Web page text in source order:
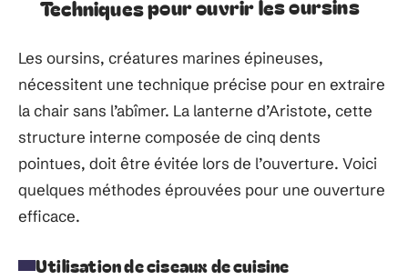
Techniques pour ouvrir les oursins
Les oursins, créatures marines épineuses,
nécessitent une technique précise pour en extraire
la chair sans l’abîmer. La lanterne d’Aristote, cette
structure interne composée de cinq dents
pointues, doit être évitée lors de l’ouverture. Voici
quelques méthodes éprouvées pour une ouverture
efficace.
Utilisation de ciseaux de cuisine